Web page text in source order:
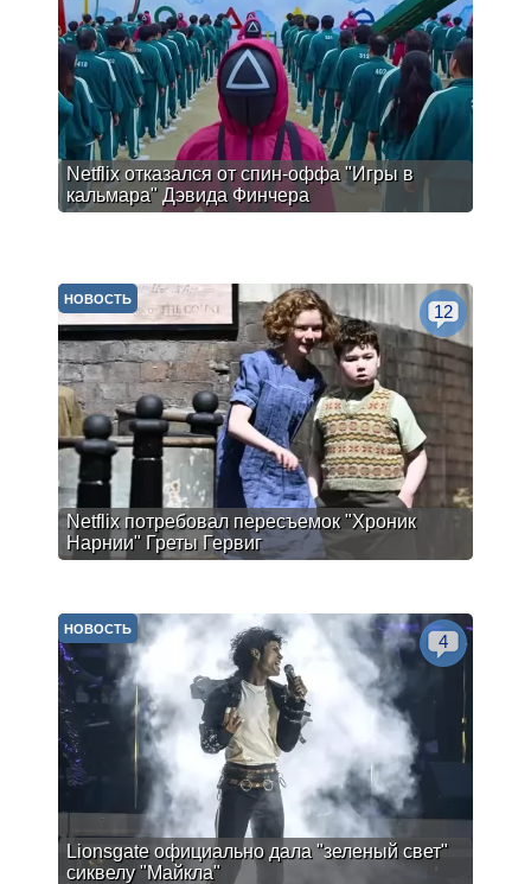
Netflix отказался от спин-оффа "Игры в
кальмара" Дэвида Финчера
Netflix потребовал пересъемок "Хроник
Нарнии" Греты Гервиг
НОВОСТЬ
12
Lionsgate официально дала "зеленый свет"
сиквелу "Майкла"
НОВОСТЬ
4